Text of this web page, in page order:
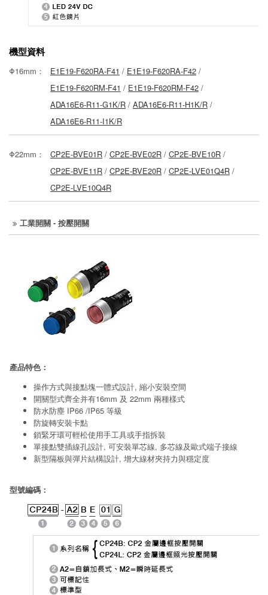
機型資料
Φ16mm： E1E19-F620RA-F41 / E1E19-F620RA-F42 /
E1E19-F620RM-F41 / E1E19-F620RM-F42 /
ADA16E6-R11-G1K/R / ADA16E6-R11-H1K/R /
ADA16E6-R11-I1K/R
Φ22mm： CP2E-BVE01R / CP2E-BVE02R / CP2E-BVE10R /
CP2E-BVE11R / CP2E-BVE20R / CP2E-LVE01Q4R /
CP2E-LVE10Q4R
工業開關 - 按壓開關
產品特色：
操作方式與接點塊一體式設計, 縮小安裝空間
開關型式齊全并有16mm 及 22mm 兩種樣式
防水防塵 IP66 /IP65 等級
防旋轉安裝卡點
鎖緊牙環可輕松使用手工具或手指拆裝
單接點雙插線孔設計, 可安裝單芯線, 多芯線及歐式端子接線
新型隔板與彈片結構設計, 增大線材夾持力與穩定度
型號編碼：